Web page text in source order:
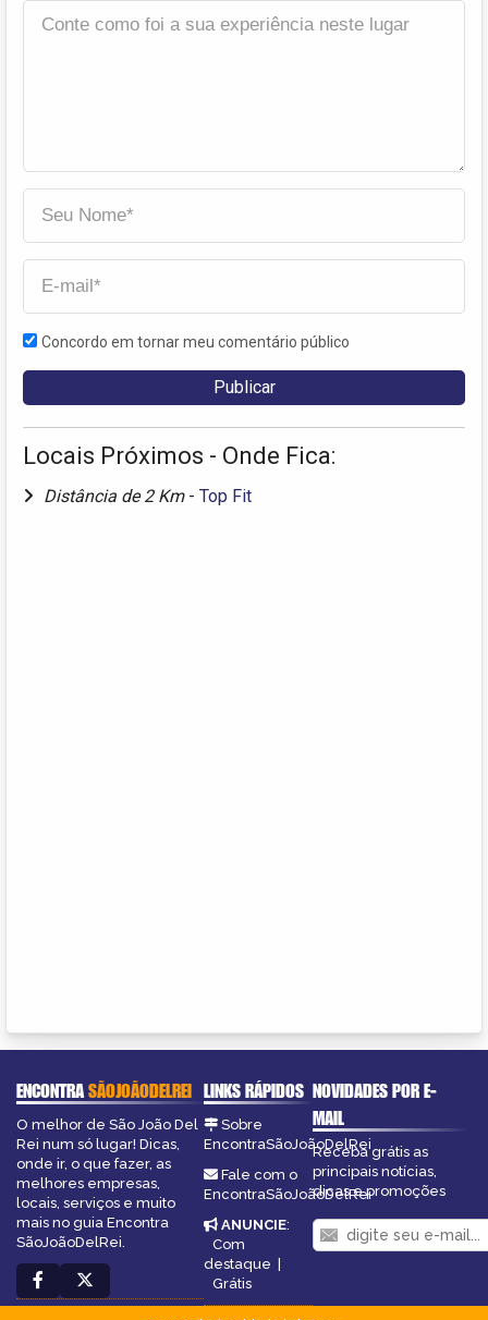
Concordo em tornar meu comentário público
Locais Próximos - Onde Fica:
Distância de 2 Km - Top Fit
ENCONTRASÃOJOÃODELREI
O melhor de São João Del
Rei num só lugar! Dicas,
onde ir, o que fazer, as
melhores empresas,
locais, serviços e muito
mais no guia Encontra
SãoJoãoDelRei.
LINKS RÁPIDOS
Sobre
EncontraSãoJoãoDelRei
Fale com o
EncontraSãoJoãoDelRei
ANUNCIE:
Com
destaque |
Grátis
NOVIDADES POR E-
MAIL
Receba grátis as
principais notícias,
dicas e promoções